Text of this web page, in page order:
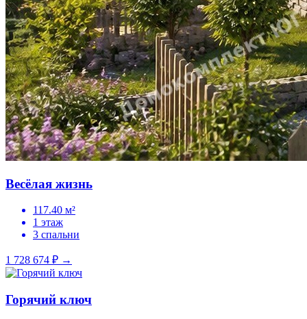
Весёлая жизнь
117.40 м²
1 этаж
3 спальни
1 728 674 ₽ →
Горячий ключ